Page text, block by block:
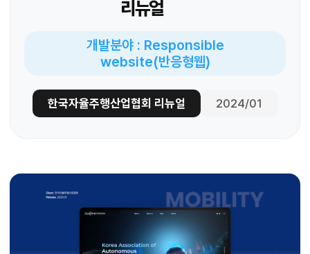
리뉴얼
개발분야 : Responsible
website(반응형웹)
한국자율주행산업협회 리뉴얼 2024/01